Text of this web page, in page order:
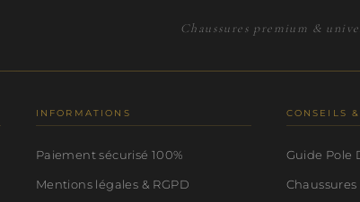
Chaussures premium &
INFORMATIONS
Paiement sécurisé 100%
Mentions légales & RGPD
CONSEILS
Guide Pole